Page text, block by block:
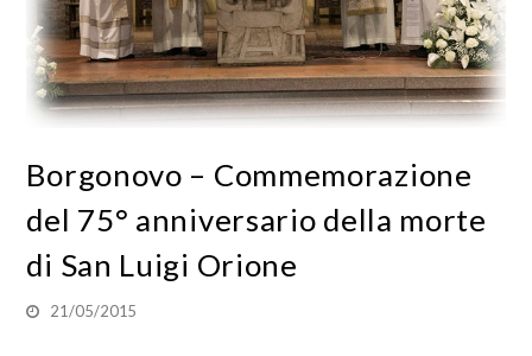
Borgonovo – Commemorazione
del 75° anniversario della morte
di San Luigi Orione
21/05/2015